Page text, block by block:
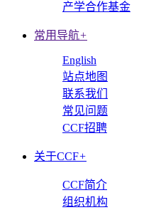
产学合作基金
常用导航+
English
站点地图
联系我们
常见问题
CCF招聘
关于CCF+
CCF简介
组织机构